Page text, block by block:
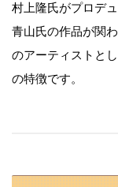
村上隆氏がプロデ
青山氏の作品が関
のアーティストと
の特徴です。